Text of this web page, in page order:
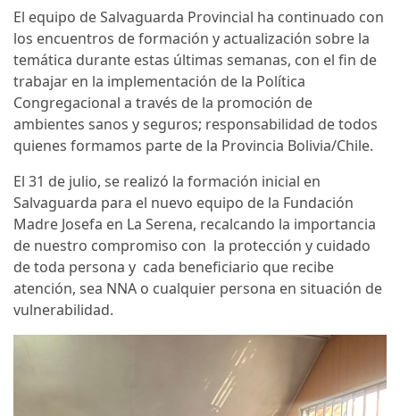
El equipo de Salvaguarda Provincial ha continuado con
los encuentros de formación y actualización sobre la
temática durante estas últimas semanas, con el fin de
trabajar en la implementación de la Política
Congregacional a través de la promoción de
ambientes sanos y seguros; responsabilidad de todos
quienes formamos parte de la Provincia Bolivia/Chile.
El 31 de julio, se realizó la formación inicial en
Salvaguarda para el nuevo equipo de la Fundación
Madre Josefa en La Serena, recalcando la importancia
de nuestro compromiso con la protección y cuidado
de toda persona y cada beneficiario que recibe
atención, sea NNA o cualquier persona en situación de
vulnerabilidad.